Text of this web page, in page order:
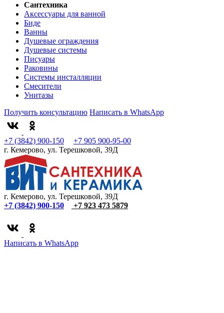
Сантехника
Аксессуары для ванной
Биде
Ванны
Душевые ограждения
Душевые системы
Писуары
Раковины
Системы инсталляции
Смесители
Унитазы
Получить консультацию Написать в WhatsApp
+7 (3842) 900-150
+7 905 900-95-00
г. Кемерово, ул. Терешковой, 39Д
г. Кемерово, ул. Терешковой, 39Д
+7 (3842) 900-150
+7 923 473 5879
Написать в WhatsApp